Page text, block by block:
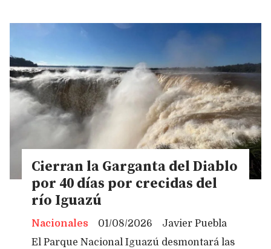
Cierran la Garganta del Diablo
por 40 días por crecidas del
río Iguazú
Javier Puebla
Nacionales
01/08/2026
El Parque Nacional Iguazú desmontará las